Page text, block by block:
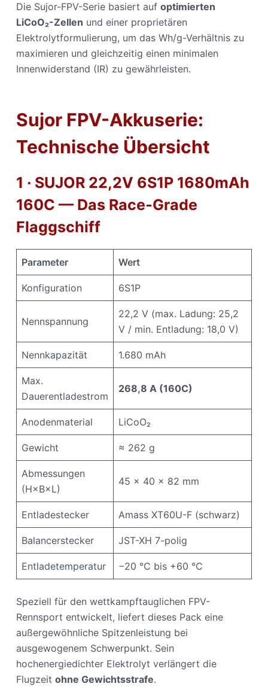
Die Sujor-FPV-Serie basiert auf optimierten
LiCoO₂-Zellen und einer proprietären
Elektrolytformulierung, um das Wh/g-Verhältnis zu
maximieren und gleichzeitig einen minimalen
Innenwiderstand (IR) zu gewährleisten.
Sujor FPV-Akkuserie:
Technische Übersicht
1 · SUJOR 22,2V 6S1P 1680mAh
160C — Das Race-Grade
Flaggschiff
Parameter Wert
Konfiguration 6S1P
Nennspannung
22,2 V (max. Ladung: 25,2
V / min. Entladung: 18,0 V)
Nennkapazität 1.680 mAh
Max.
Dauerentladestrom
268,8 A (160C)
Anodenmaterial LiCoO₂
Gewicht ≈ 262 g
Abmessungen
(H×B×L)
45 × 40 × 82 mm
Entladestecker Amass XT60U-F (schwarz)
Balancerstecker JST-XH 7-polig
Entladetemperatur −20 °C bis +60 °C
Speziell für den wettkampftauglichen FPV-
Rennsport entwickelt, liefert dieses Pack eine
außergewöhnliche Spitzenleistung bei
ausgewogenem Schwerpunkt. Sein
hochenergiedichter Elektrolyt verlängert die
Flugzeit ohne Gewichtsstrafe.